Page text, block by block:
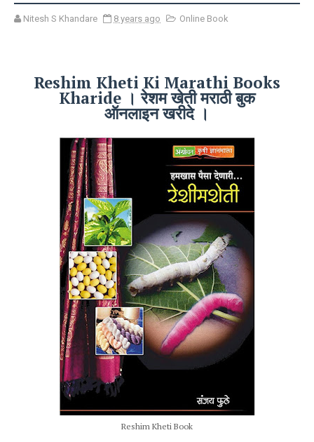
Nitesh S Khandare 8 years ago Online Book
Reshim Kheti Ki Marathi Books
Kharide । रेशम खेती मराठी बुक
ऑनलाइन खरीदे ।
Reshim Kheti Book